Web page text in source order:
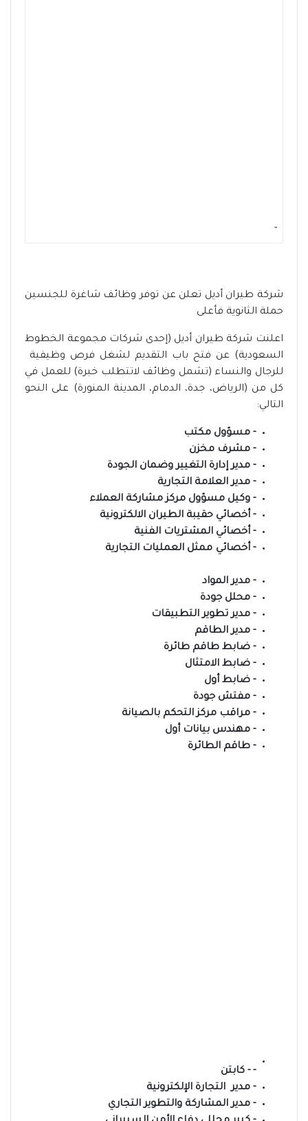
-
شركة طيران أديل تعلن عن توفر وظائف شاغرة للجنسين
حملة الثانوية فأعلى
اعلنت شركة طيران أديل (إحدى شركات مجموعة الخطوط
السعودية) عن فتح باب التقديم لشغل فرص وظيفية
للرجال والنساء (تشمل وظائف لاتتطلب خبرة) للعمل في
كل من (الرياض، جدة، الدمام، المدينة المنورة) على النحو
التالي:
- مسؤول مكتب
- مشرف مخزن
- مدير إدارة التغيير وضمان الجودة
- مدير العلامة التجارية
- وكيل مسؤول مركز مشاركة العملاء
- أخصائي حقيبة الطيران الالكترونية
- أخصائي المشتريات الفنية
- أخصائي ممثل العمليات التجارية
- مدير المواد
- محلل جودة
- مدير تطوير التطبيقات
- مدير الطاقم
- ضابط طاقم طائرة
- ضابط الامتثال
- ضابط أول
- مفتش جودة
- مراقب مركز التحكم بالصيانة
- مهندس بيانات أول
- طاقم الطائرة
- - كابتن
- مدير التجارة الإلكترونية
- مدير المشاركة والتطوير التجاري